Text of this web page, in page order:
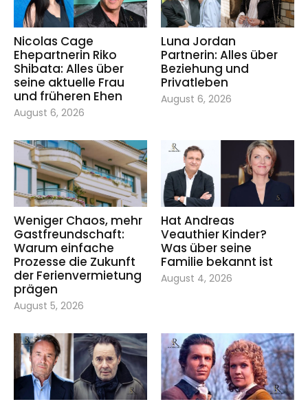
Nicolas Cage
Ehepartnerin Riko
Shibata: Alles über
seine aktuelle Frau
und früheren Ehen
August 6, 2026
Luna Jordan
Partnerin: Alles über
Beziehung und
Privatleben
August 6, 2026
Weniger Chaos, mehr
Gastfreundschaft:
Warum einfache
Prozesse die Zukunft
der Ferienvermietung
prägen
August 5, 2026
Hat Andreas
Veauthier Kinder?
Was über seine
Familie bekannt ist
August 4, 2026